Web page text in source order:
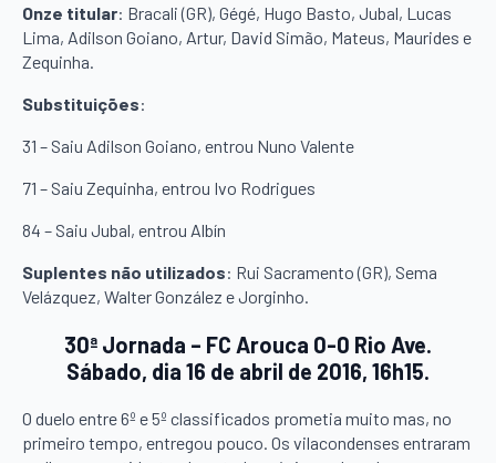
Onze titular: Bracali (GR), Gégé, Hugo Basto, Jubal, Lucas
Lima, Adilson Goiano, Artur, David Simão, Mateus, Maurides e
Zequinha.
Substituições:
31 – Saiu Adilson Goiano, entrou Nuno Valente
71 – Saiu Zequinha, entrou Ivo Rodrigues
84 – Saiu Jubal, entrou Albín
Suplentes não utilizados: Rui Sacramento (GR), Sema
Velázquez, Walter González e Jorginho.
30ª Jornada – FC Arouca 0-0 Rio Ave.
Sábado, dia 16 de abril de 2016, 16h15.
O duelo entre 6º e 5º classificados prometia muito mas, no
primeiro tempo, entregou pouco. Os vilacondenses entraram